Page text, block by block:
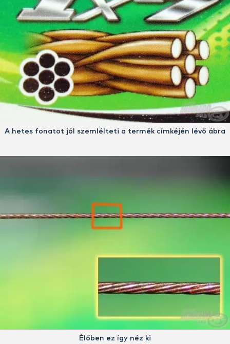
A hetes fonatot jól szemlélteti a termék címkéjén lévő ábra
Élőben ez így néz ki